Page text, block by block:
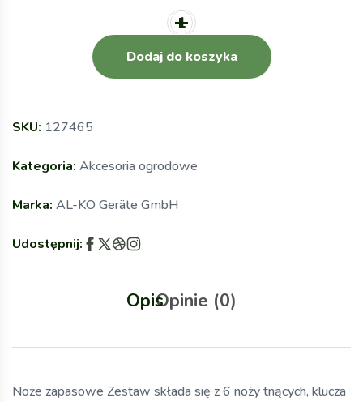
Dodaj do koszyka
SKU: 127465
Kategoria: Akcesoria ogrodowe
Marka: AL-KO Geräte GmbH
Udostępnij:
OpisOpinie (0)
Noże zapasowe Zestaw składa się z 6 noży tnących, klucza